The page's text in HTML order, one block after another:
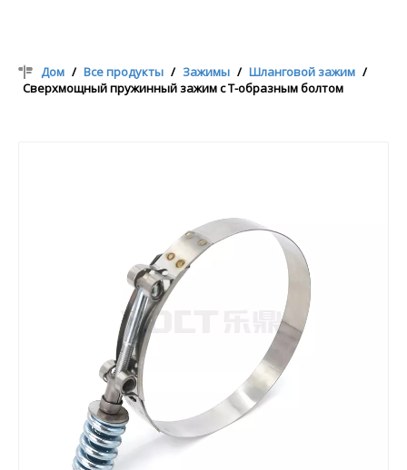
Дом / Все продукты / Зажимы / Шланговой зажим /
Сверхмощный пружинный зажим с Т-образным болтом